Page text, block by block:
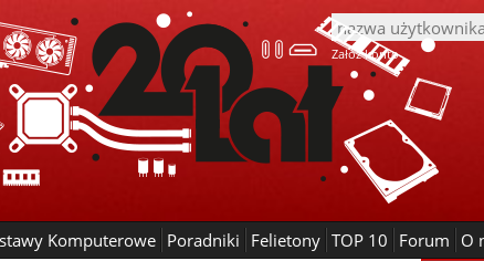
Załóż konto
Komputerowe Poradniki Felietony TOP 10 Forum O